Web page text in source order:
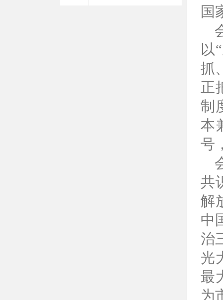
国
以
抓
正
制
本
号
共
解
中
治
光
最
为